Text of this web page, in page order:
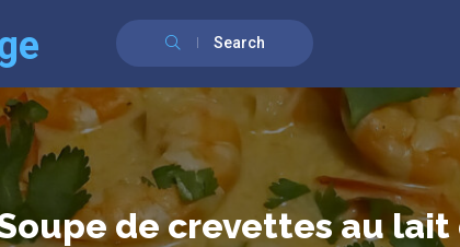
Search
de crevettes au lait
English(Anglais